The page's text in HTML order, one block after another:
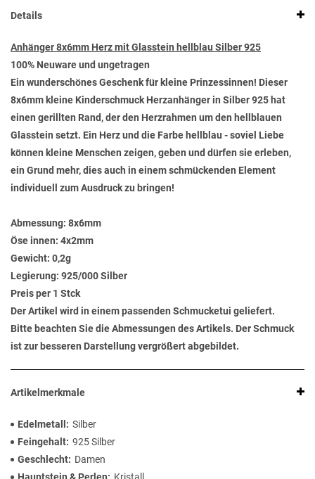
Details
Anhänger 8x6mm Herz mit Glasstein hellblau Silber 925
100% Neuware und ungetragen
Ein wunderschönes Geschenk für kleine Prinzessinnen! Dieser
8x6mm kleine Kinderschmuck Herzanhänger in Silber 925 hat
einen gerillten Rand, der den Herzrahmen um den hellblauen
Glasstein setzt. Ein Herz und die Farbe hellblau - soviel Liebe
können kleine Menschen zeigen, geben und dürfen sie erleben,
ein Grund mehr, dies auch in einem schmückenden Element
individuell zum Ausdruck zu bringen!
Abmessung: 8x6mm
Öse innen: 4x2mm
Gewicht: 0,2g
Legierung: 925/000 Silber
Preis per 1 Stck
Der Artikel wird in einem passenden Schmucketui geliefert.
Bitte beachten Sie die Abmessungen des Artikels. Der Schmuck
ist zur besseren Darstellung vergrößert abgebildet.
Artikelmerkmale
Edelmetall
Silber
Feingehalt 925 Silber
Geschlecht
Damen